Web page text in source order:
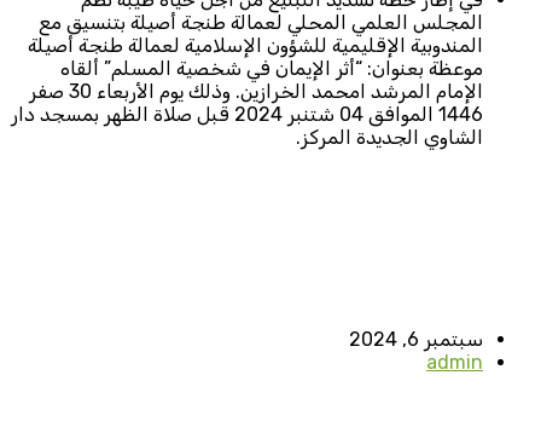
المجلس العلمي المحلي لعمالة طنجة أصيلة بتنسيق مع
المندوبية الإقليمية للشؤون الإسلامية لعمالة طنجة أصيلة
موعظة بعنوان: “أثر الإيمان في شخصية المسلم” ألقاه
الإمام المرشد امحمد الخرازين. وذلك يوم الأربعاء 30 صفر
1446 الموافق 04 شتنبر 2024 قبل صلاة الظهر بمسجد دار
الشاوي الجديدة المركز.
سبتمبر 6, 2024
admin